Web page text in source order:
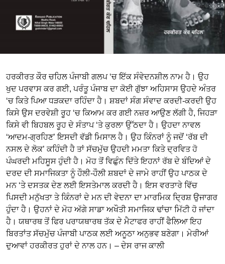
ਹਰਕੀਰਤ ਕੌਰ ਚਹਿਲ ਪੰਜਾਬੀ ਗਲਪ ‘ਚ ਇੱਕ ਸੰਵੇਦਨਸ਼ੀਲ ਨਾਮ ਹੈ। ਉਹ
ਖੁਦ ਪਰਵਾਸ ਕਰ ਗਈ, ਪਰੰਤੂ ਪੰਜਾਬ ਦਾ ਕੋਈ ਗੁੱਝਾ ਅਹਿਸਾਸ ਉਹਦੇ ਅੰਤਰ
‘ਚ ਕਿਤੇ ਪਿਆ ਧੜਕਦਾ ਰਹਿੰਦਾ ਹੈ। ਸ਼ਬਦਾਂ ਸੰਗ ਸੰਵਾਦ ਕਰਦੀ-ਕਰਦੀ ਉਹ
ਕਿਸੇ ਉਸ ਦਰਵੇਸ਼ੀ ਰੂਹ ‘ਚ ਕਿਆਮ ਕਰ ਗਈ ਨਜ਼ਰ ਆਉਣ ਲੱਗੀ ਹੈ, ਜਿਹੜਾ
ਕਿਸੇ ਵੀ ਬਿਹਬਲ ਰੂਹ ਦੇ ਸੰਤਾਪ ‘ਤੇ ਕੁਰਲਾ ਉੱਠਦਾ ਹੈ। ਉਹਦਾ ਨਾਵਲ
‘ਆਦਮ-ਗ੍ਰਹਿਣ’ ਇਸਦੀ ਵੱਡੀ ਮਿਸਾਲ ਹੈ। ਉਹ ਕਿੰਨਰਾਂ ਨੂੰ ਜਦੋਂ ‘ਰੱਬ ਦੀ
ਨਸਲ ਦੇ ਲੋਕ’ ਕਹਿੰਦੀ ਹੈ ਤਾਂ ਸੱਚਮੁੱਚ ਉਹਦੀ ਮਮਤਾ ਕਿਤੇ ਦ੍ਰਵਿਤ ਹੋ
ਪੰਘਰਦੀ ਮਹਿਸੂਸ ਹੁੰਦੀ ਹੈ। ਮੋਹ ਤੋਂ ਵਿਛੁੰਨ ਦਿੱਤੇ ਇਹਨਾਂ ਰੱਬ ਦੇ ਬੰਦਿਆਂ ਦੇ
ਦਰਦ ਦੀ ਸਮਾਜਿਕਤਾ ਨੂੰ ਹੌਲੀ-ਹੌਲੀ ਸ਼ਬਦਾਂ ਦੇ ਜਾਮੇ ਰਾਹੀਂ ਉਹ ਪਾਠਕ ਦੇ
ਮਨ ‘ਤੇ ਦਸਤਕ ਦੇਣ ਲਈ ਇਸਤੇਮਾਲ ਕਰਦੀ ਹੈ। ਇਸ ਵਰਤਾਰੇ ਵਿੱਚ
ਪਿਸਦੀ ਮਨੁੱਖਤਾ ਤੇ ਕਿੰਨਰਾਂ ਦੇ ਮਨ ਦੀ ਵੇਦਨਾ ਦਾ ਮਾਰਮਿਕ ਦ੍ਰਿਸ਼ ਉਜਾਗਰ
ਹੁੰਦਾ ਹੈ। ਉਹਨਾਂ ਦੇ ਮੋਹ ਅੱਗੇ ਸਾਡਾ ਅਖੌਤੀ ਸਮਾਜਿਕ ਢਾਂਚਾ ਮਿੱਟੀ ਹੋ ਜਾਂਦਾ
ਹੈ। ਯਥਾਰਥ ਤੋਂ ਫਿਰ ਪਰਾਯਥਾਰਥ ਤੱਕ ਦੇ ਮੈਟਾਫਰ ਰਾਹੀਂ ਫੈਲਿਆ ਇਹ
ਬਿਰਤਾਂਤ ਸੱਚਮੁੱਚ ਪੰਜਾਬੀ ਪਾਠਕ ਲਈ ਅਨੂਠਾ ਅਨੁਭਵ ਬਣੇਗਾ। ਮੇਰੀਆਂ
ਦੁਆਵਾਂ ਹਰਕੀਰਤ ਹੁਰਾਂ ਦੇ ਨਾਲ ਹਨ। – ਦੇਸ ਰਾਜ ਕਾਲੀ